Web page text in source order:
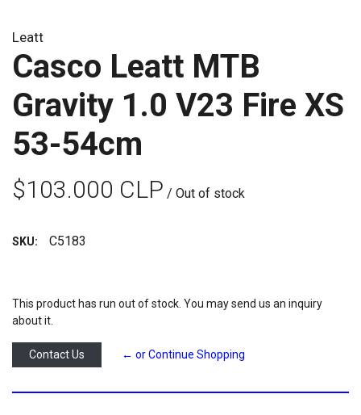
Leatt
Casco Leatt MTB
Gravity 1.0 V23 Fire XS
53-54cm
$103.000 CLP / Out of stock
SKU: C5183
This product has run out of stock. You may send us an inquiry
about it.
Contact Us ← or Continue Shopping